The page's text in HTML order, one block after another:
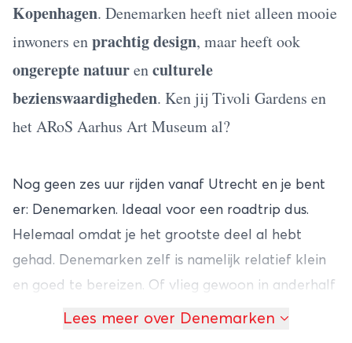
Kopenhagen. Denemarken heeft niet alleen mooie
inwoners enprachtig design, maar heeft ook
ongerepte natuurenculturele
bezienswaardigheden. Ken jij Tivoli Gardens en
het ARoS Aarhus Art Museum al?
Nog geen zes uur rijden vanaf Utrecht en je bent
er: Denemarken. Ideaal voor een roadtrip dus.
Helemaal omdat je het grootste deel al hebt
gehad. Denemarken zelf is namelijk relatief klein
en goed te bereizen. Of vlieg gewoon in anderhalf
uur naar Kopenhagen. De vluchtduur is een
Lees meer over Denemarken